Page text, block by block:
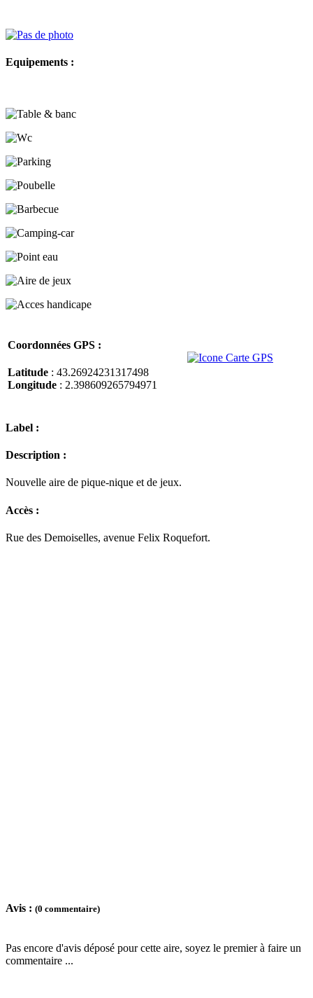
Equipements :
Coordonnées GPS :
Latitude : 43.26924231317498
Longitude : 2.398609265794971
Label :
Description :
Nouvelle aire de pique-nique et de jeux.
Accès :
Rue des Demoiselles, avenue Felix Roquefort.
Avis : (0 commentaire)
Pas encore d'avis déposé pour cette aire, soyez le premier à faire un
commentaire ...